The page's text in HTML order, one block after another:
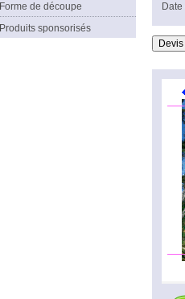
Forme de découpe
Produits sponsorisés